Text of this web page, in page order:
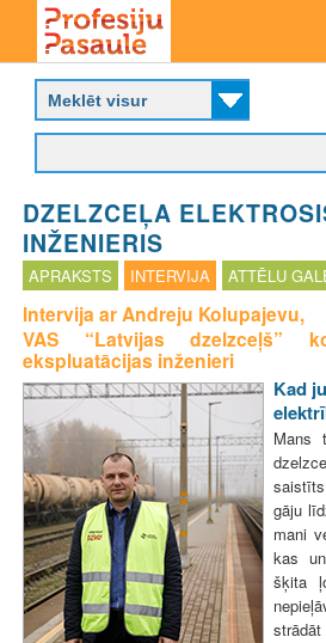
main
content
P
o
f
e
i
j
u
p
a
s
a
u
l
e
DZELZCEĻA
INŽENIERIS
APRAKSTS INTERVIJA ATTĒLU
Intervija ar Andreju Kolupajevu,
VAS “Latvijas dzelzceļš”
ekspluatācijas inženieri
Kad
Mans
gāju
mani
kas
šķita